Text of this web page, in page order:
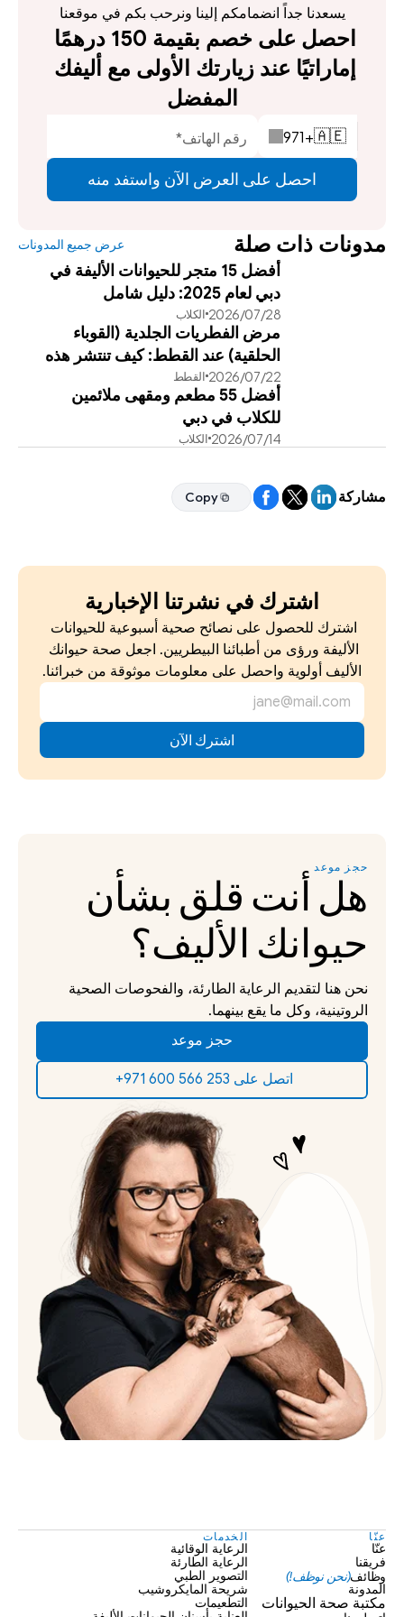
مدونات ذات صلة عرض جميع المدونات
أفضل 15 متجر للحيوانات الأليفة في
دبي لعام 2025: دليل شامل
28‏/07‏/2026
الكلاب
مرض الفطريات الجلدية (القوباء
الحلقية) عند القطط: كيف تنتشر هذه
العدوى وطرق علاجها الفعالة
22‏/07‏/2026
القطط
أفضل 55 مطعم ومقهى ملائمين
للكلاب في دبي
14‏/07‏/2026 الكلاب
يسعدنا جداً انضمامكم إلينا ونرحب بكم في موقعنا
المفضل
🇦🇪
+
971
احصل على العرض الآن واستفد منه
مشاركة Copy
Copy
اشترك في نشرتنا الإخبارية
الأليف أولوية واحصل على معلومات موثوقة من خبرائنا.
حجز موعد
حيوانك الأليف؟
الروتينية، وكل ما يقع بينهما.
حجز موعد
‫اتصل على 253 566 600 971+‬ ‫
عنّا
عنّا
فريقنا
وظائف(نحن نوظف!)
المدونة
مكتبة صحة الحيوانات
الخدمات
الرعاية الوقائية
الرعاية الطارئة
التصوير الطبي
شريحة المايكروشيب
التطعيمات